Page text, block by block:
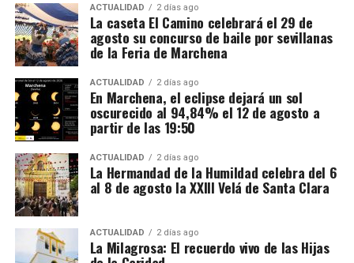
La terminación de la torre y de su remate aparece
vinculada a Diego de Velasco, arquitecto y escultor
activo en el ambiente artístico sevillano de finales
del siglo XVI. Una publicación de la Junta de
Andalucía atribuye a Velasco el chapitel que corona
la torre y lo fecha en 1580, al tiempo que menciona
la existencia de un proyecto anterior de Hernán Ruiz
II.
Otras cronologías sitúan todavía a Diego de Velasco
trabajando en la terminación de la torre y del
chapitel en torno a 1592. Las dos fechas podrían
responder a momentos diferentes de una obra
prolongada: 1580 podría corresponder al contrato,
ACTUALIDAD 2 días ago
La caseta El Camino celebrará el 29 de
agosto su concurso de baile por sevillanas
de la Feria de Marchena
ACTUALIDAD 2 días ago
En Marchena, el eclipse dejará un sol
oscurecido al 94,84% el 12 de agosto a
partir de las 19:50
ACTUALIDAD 2 días ago
La Hermandad de la Humildad celebra del 6
al 8 de agosto la XXIII Velá de Santa Clara
ACTUALIDAD 2 días ago
La Milagrosa: El recuerdo vivo de las Hijas